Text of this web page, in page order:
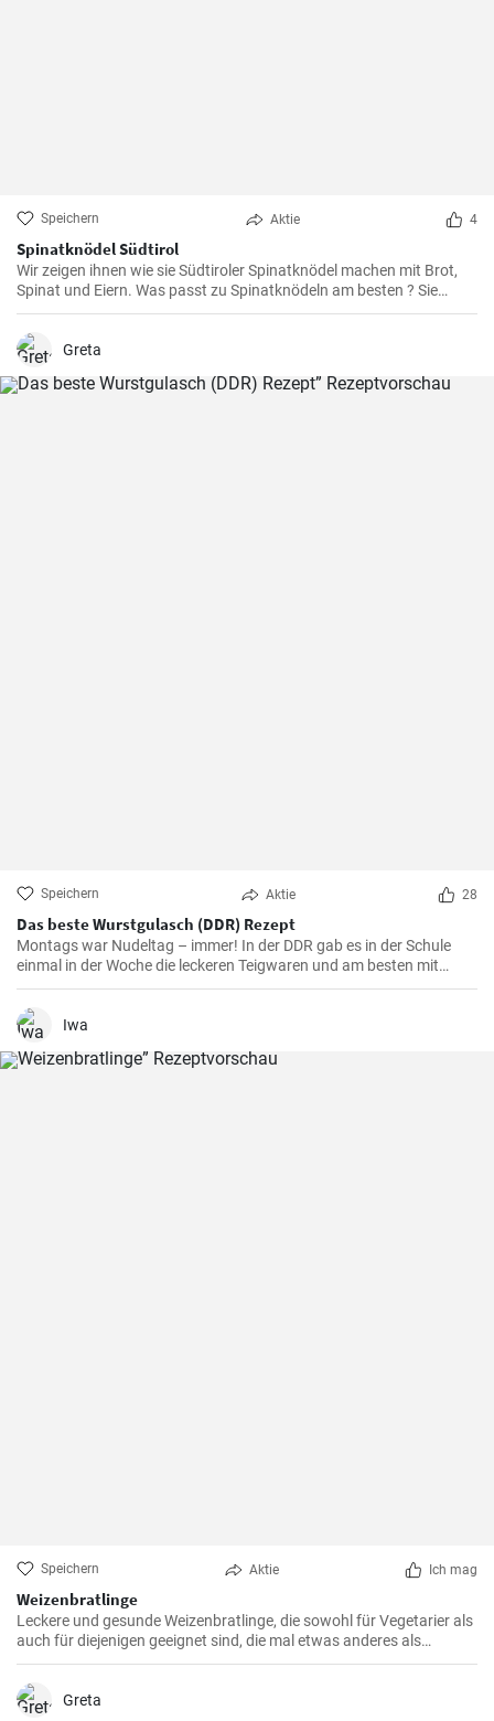
Speichern Aktie 4
Spinatknödel Südtirol
Wir zeigen ihnen wie sie Südtiroler Spinatknödel machen mit Brot,
Spinat und Eiern. Was passt zu Spinatknödeln am besten ? Sie
werden mit flüssiger Butter übergossen und mit Parmesamkäse
besteut. Ein Gaumenschmaus aus Österreich .
Greta
Speichern Aktie 28
Das beste Wurstgulasch (DDR) Rezept
Montags war Nudeltag – immer! In der DDR gab es in der Schule
einmal in der Woche die leckeren Teigwaren und am besten mit
Wurstgulasch .Das Gulasch mit Paprika und Würstchen ist sehr
sättigend und lecker auch als Familienessen - ausprobieren lohnt .
Iwa
Speichern Aktie Ich mag
Weizenbratlinge
Leckere und gesunde Weizenbratlinge, die sowohl für Vegetarier als
auch für diejenigen geeignet sind, die mal etwas anderes als
normale Fleischbratlinge genießen möchten.
Greta